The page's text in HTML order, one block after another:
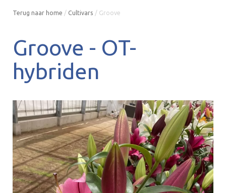
Terug naar home / Cultivars / Groove
Groove - OT-
hybriden